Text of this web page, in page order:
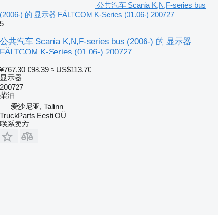
公共汽车 Scania K,N,F-series bus
(2006-) 的 显示器 FÄLTCOM K-Series (01.06-) 200727
5
公共汽车 Scania K,N,F-series bus (2006-) 的 显示器
FÄLTCOM K-Series (01.06-) 200727
¥767.30 €98.39 ≈ US$113.70
显示器
200727
柴油
爱沙尼亚, Tallinn
TruckParts Eesti OÜ
联系卖方